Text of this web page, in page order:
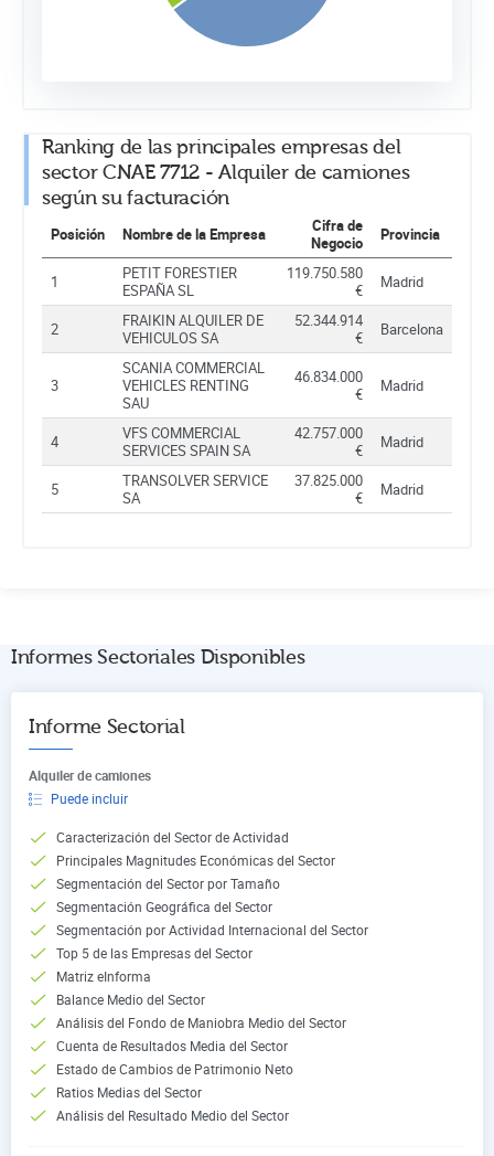
Ranking de las principales empresas del
sector CNAE 7712 - Alquiler de camiones
según su facturación
Posición Nombre de la Empresa
Cifra de
Negocio
Provincia
1
PETIT FORESTIER
ESPAÑA SL
119.750.580
€
Madrid
2
FRAIKIN ALQUILER DE
VEHICULOS SA
52.344.914
€
Barcelona
3
SCANIA COMMERCIAL
VEHICLES RENTING
SAU
46.834.000
€
Madrid
4
VFS COMMERCIAL
SERVICES SPAIN SA
42.757.000
€
Madrid
5
TRANSOLVER SERVICE
SA
37.825.000
€
Madrid
Informes Sectoriales Disponibles
Informe Sectorial
Alquiler de camiones
Puede incluir
Caracterización del Sector de Actividad
Principales Magnitudes Económicas del Sector
Segmentación del Sector por Tamaño
Segmentación Geográfica del Sector
Segmentación por Actividad Internacional del Sector
Top 5 de las Empresas del Sector
Matriz eInforma
Balance Medio del Sector
Análisis del Fondo de Maniobra Medio del Sector
Cuenta de Resultados Media del Sector
Estado de Cambios de Patrimonio Neto
Ratios Medias del Sector
Análisis del Resultado Medio del Sector